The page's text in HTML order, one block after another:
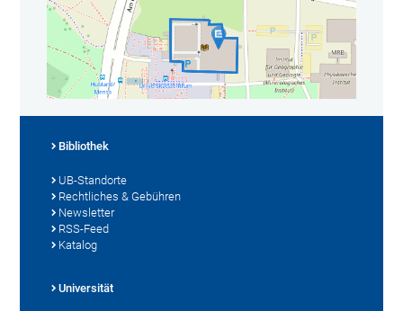
Bibliothek
UB-Standorte
Rechtliches & Gebühren
Newsletter
RSS-Feed
Katalog
Universität